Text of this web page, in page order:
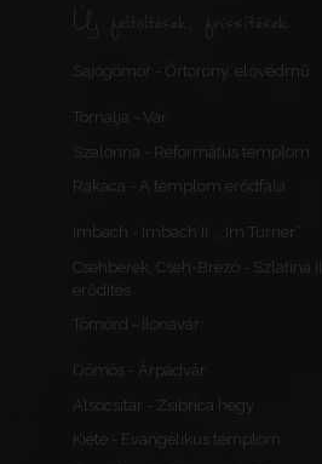
Új feltöltések, frissítések
Sajógömör - Őrtorony, elővédmű
Tornalja - Vár
Szalonna - Református templom
Rakaca - A templom erődfala
Imbach - Imbach II., „Im Turner”
Csehberek, Cseh-Brézó - Szlatina II.
erődítés
Tömörd - Ilonavár
Dömös - Árpádvár
Alsócsitár - Zsibrica hegy
Kiéte - Evangélikus templom